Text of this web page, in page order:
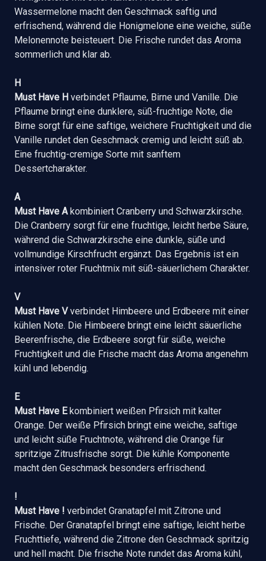
Wassermelone macht den Geschmack saftig und
erfrischend, während die Honigmelone eine weiche, süße
Melonennote beisteuert. Die Frische rundet das Aroma
sommerlich und klar ab.
H
Must Have H verbindet Pflaume, Birne und Vanille. Die
Pflaume bringt eine dunklere, süß-fruchtige Note, die
Birne sorgt für eine saftige, weichere Fruchtigkeit und die
Vanille rundet den Geschmack cremig und leicht süß ab.
Eine fruchtig-cremige Sorte mit sanftem
Dessertcharakter.
A
Must Have A kombiniert Cranberry und Schwarzkirsche.
Die Cranberry sorgt für eine fruchtige, leicht herbe Säure,
während die Schwarzkirsche eine dunkle, süße und
vollmundige Kirschfrucht ergänzt. Das Ergebnis ist ein
intensiver roter Fruchtmix mit süß-säuerlichem Charakter.
V
Must Have Vverbindet Himbeere und Erdbeere mit einer
kühlen Note. Die Himbeere bringt eine leicht säuerliche
Beerenfrische, die Erdbeere sorgt für süße, weiche
Fruchtigkeit und die Frische macht das Aroma angenehm
kühl und lebendig.
E
Must Have Ekombiniert weißen Pfirsich mit kalter
Orange. Der weiße Pfirsich bringt eine weiche, saftige
und leicht süße Fruchtnote, während die Orange für
spritzige Zitrusfrische sorgt. Die kühle Komponente
macht den Geschmack besonders erfrischend.
!
Must Have ! verbindet Granatapfel mit Zitrone und
Frische. Der Granatapfel bringt eine saftige, leicht herbe
Fruchttiefe, während die Zitrone den Geschmack spritzig
und hell macht. Die frische Note rundet das Aroma kühl,